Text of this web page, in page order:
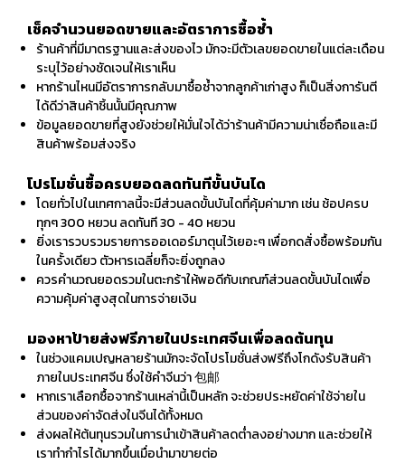
เช็คจำนวนยอดขายและอัตราการซื้อซ้ำ
ร้านค้าที่มีมาตรฐานและส่งของไว มักจะมีตัวเลขยอดขายในแต่ละเดือน
ระบุไว้อย่างชัดเจนให้เราเห็น
หากร้านไหนมีอัตราการกลับมาซื้อซ้ำจากลูกค้าเก่าสูง ก็เป็นสิ่งการันตี
ได้ดีว่าสินค้าชิ้นนั้นมีคุณภาพ
ข้อมูลยอดขายที่สูงยังช่วยให้มั่นใจได้ว่าร้านค้ามีความน่าเชื่อถือและมี
สินค้าพร้อมส่งจริง
โปรโมชั่นซื้อครบยอดลดทันทีขั้นบันได
โดยทั่วไปในเทศกาลนี้จะมีส่วนลดขั้นบันไดที่คุ้มค่ามาก เช่น ช้อปครบ
ทุกๆ 300 หยวน ลดทันที 30 - 40 หยวน
ยิ่งเรารวบรวมรายการออเดอร์มาตุนไว้เยอะๆ เพื่อกดสั่งซื้อพร้อมกัน
ในครั้งเดียว ตัวหารเฉลี่ยก็จะยิ่งถูกลง
ควรคำนวณยอดรวมในตะกร้าให้พอดีกับเกณฑ์ส่วนลดขั้นบันไดเพื่อ
ความคุ้มค่าสูงสุดในการจ่ายเงิน
มองหาป้ายส่งฟรีภายในประเทศจีนเพื่อลดต้นทุน
ในช่วงแคมเปญหลายร้านมักจะจัดโปรโมชั่นส่งฟรีถึงโกดังรับสินค้า
ภายในประเทศจีน ซึ่งใช้คำจีนว่า 包邮
หากเราเลือกซื้อจากร้านเหล่านี้เป็นหลัก จะช่วยประหยัดค่าใช้จ่ายใน
ส่วนของค่าจัดส่งในจีนได้ทั้งหมด
ส่งผลให้ต้นทุนรวมในการนำเข้าสินค้าลดต่ำลงอย่างมาก และช่วยให้
เราทำกำไรได้มากขึ้นเมื่อนำมาขายต่อ